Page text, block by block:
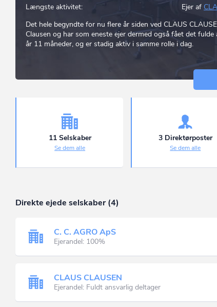
Længste aktivitet:
Ejer af
Det hele begyndte for nu flere år siden ved CLAUS
Clausen og har som eneste ejer dermed også fået det
år 11 måneder, og er stadig aktiv i samme rolle i dag.
11 Selskaber
Se dem alle
3 Direktørposter
Se dem alle
Direkte ejede selskaber (4)
C. C. AGRO ApS
Ejerandel: 100%
CLAUS CLAUSEN
Ejerandel: Fuldt ansvarlig deltager